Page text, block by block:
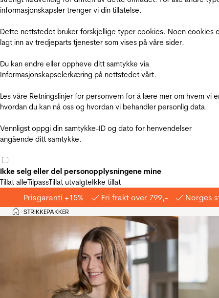
informasjonskapsler trenger vi din tillatelse.
Dette nettstedet bruker forskjellige typer cookies. Noen cookies
lagt inn av tredjeparts tjenester som vises på våre sider.
Du kan endre eller oppheve ditt samtykke via
Informasjonskapselerkæring på nettstedet vårt.
Les våre Retningslinjer for personvern for å lære mer om hvem vi
hvordan du kan nå oss og hvordan vi behandler personlig data.
Vennligst oppgi din samtykke-ID og dato for henvendelser
angående ditt samtykke.
Ikke selg eller del personopplysningene mine
Tillat alleTilpassTillat utvalgteIkke tillat
Prisgaranti +15% Fri frakt over 799,- Norges
Hjem
>STRIKKEPAKKER